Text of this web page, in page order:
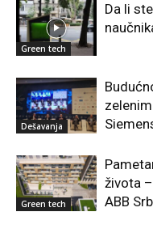
Green tech
Da li
Dešavanja
Green tech
života
ABB